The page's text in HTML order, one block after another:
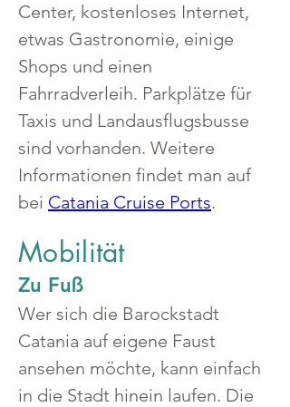
Center, kostenloses Internet,
etwas Gastronomie, einige
Shops und einen
Fahrradverleih. Parkplätze für
Taxis und Landausflugsbusse
sind vorhanden. Weitere
Informationen findet man auf
bei Catania Cruise Ports.
Mobilität
Zu Fuß
Wer sich die Barockstadt
Catania auf eigene Faust
ansehen möchte, kann einfach
in die Stadt hinein laufen. Die